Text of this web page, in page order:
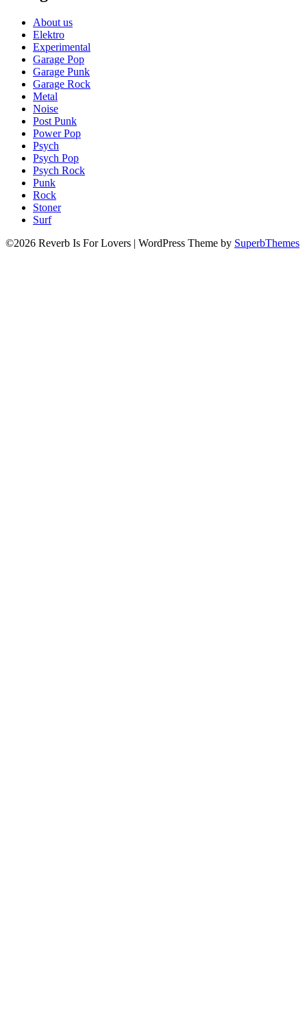
About us
Elektro
Experimental
Garage Pop
Garage Punk
Garage Rock
Metal
Noise
Post Punk
Power Pop
Psych
Psych Pop
Psych Rock
Punk
Rock
Stoner
Surf
©2026 Reverb Is For Lovers | WordPress Theme by SuperbThemes